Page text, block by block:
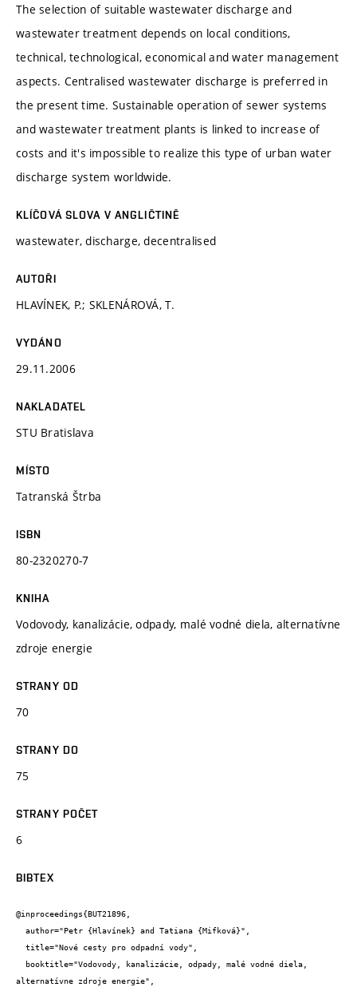
The selection of suitable wastewater discharge and
wastewater treatment depends on local conditions,
technical, technological, economical and water management
aspects. Centralised wastewater discharge is preferred in
the present time. Sustainable operation of sewer systems
and wastewater treatment plants is linked to increase of
costs and it's impossible to realize this type of urban water
discharge system worldwide.
KLÍČOVÁ SLOVA V ANGLIČTINĚ
wastewater, discharge, decentralised
AUTOŘI
HLAVÍNEK, P.; SKLENÁROVÁ, T.
VYDÁNO
29.11.2006
NAKLADATEL
STU Bratislava
MÍSTO
Tatranská Štrba
ISBN
80-2320270-7
KNIHA
Vodovody, kanalizácie, odpady, malé vodné diela, alternatívne
zdroje energie
STRANY OD
70
STRANY DO
75
STRANY POČET
6
BIBTEX
@inproceedings{BUT21896,
alternatívne zdroje energie",